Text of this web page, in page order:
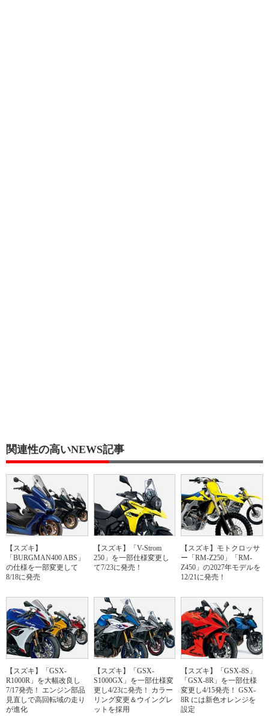
関連性の高いNEWS記事
【スズキ】
「BURGMAN400 ABS」
の仕様を一部変更して
8/18に発売
【スズキ】「V-Strom
250」を一部仕様変更し
て7/23に発売！
【スズキ】モトクロッサ
ー「RM-Z250」「RM-
Z450」の2027年モデルを
12/21に発売！
【スズキ】「GSX-
R1000R」を大幅改良し
7/17発売！ エンジン部品
見直しで高回転域の走り
が進化
【スズキ】「GSX-
S1000GX」を一部仕様変
更し4/23に発売！ カラー
リング変更＆ウイングレ
ットを採用
【スズキ】「GSX-8S」
「GSX-8R」を一部仕様
変更し4/15発売！ GSX-
8R には新色オレンジを
設定